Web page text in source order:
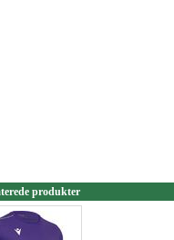
produkter